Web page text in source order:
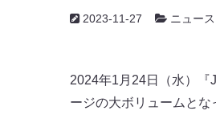
2023-11-27 ニュース
2024年1月24日（水）『
ージの大ボリュームとな